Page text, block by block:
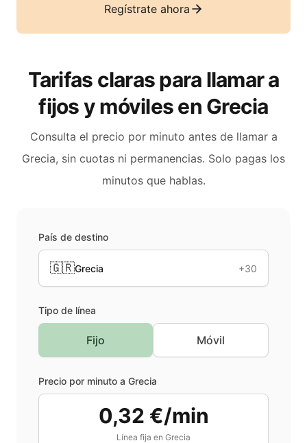
Regístrate ahora
Tarifas claras para llamar a
fijos y móviles en Grecia
Consulta el precio por minuto antes de llamar a
Grecia, sin cuotas ni permanencias. Solo pagas los
minutos que hablas.
País de destino
🇬🇷Grecia +30
Tipo de línea
Fijo Móvil
Precio por minuto a Grecia
0,32 €/min
Línea fija en Grecia